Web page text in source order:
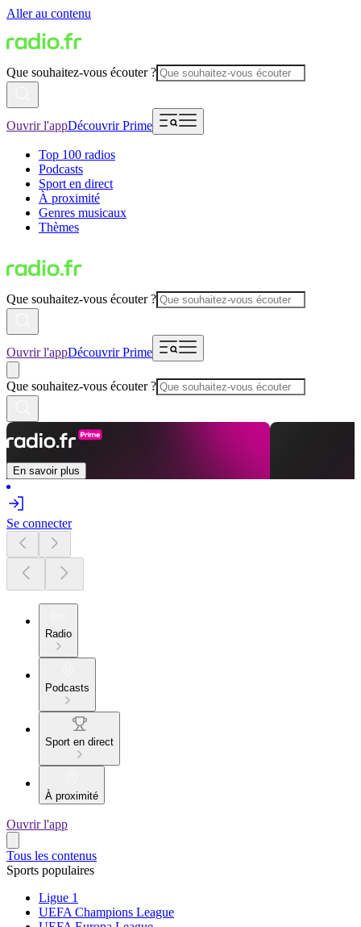
Aller au contenu
Que souhaitez-vous écouter ?
Ouvrir l'appDécouvrir Prime
Top 100 radios
Podcasts
Sport en direct
À proximité
Genres musicaux
Thèmes
Que souhaitez-vous écouter ?
Ouvrir l'appDécouvrir Prime
Que souhaitez-vous écouter ?
En savoir plus
Se connecter
Radio
Podcasts
Sport en direct
À proximité
Ouvrir l'app
Tous les contenus
Sports populaires
Ligue 1
UEFA Champions League